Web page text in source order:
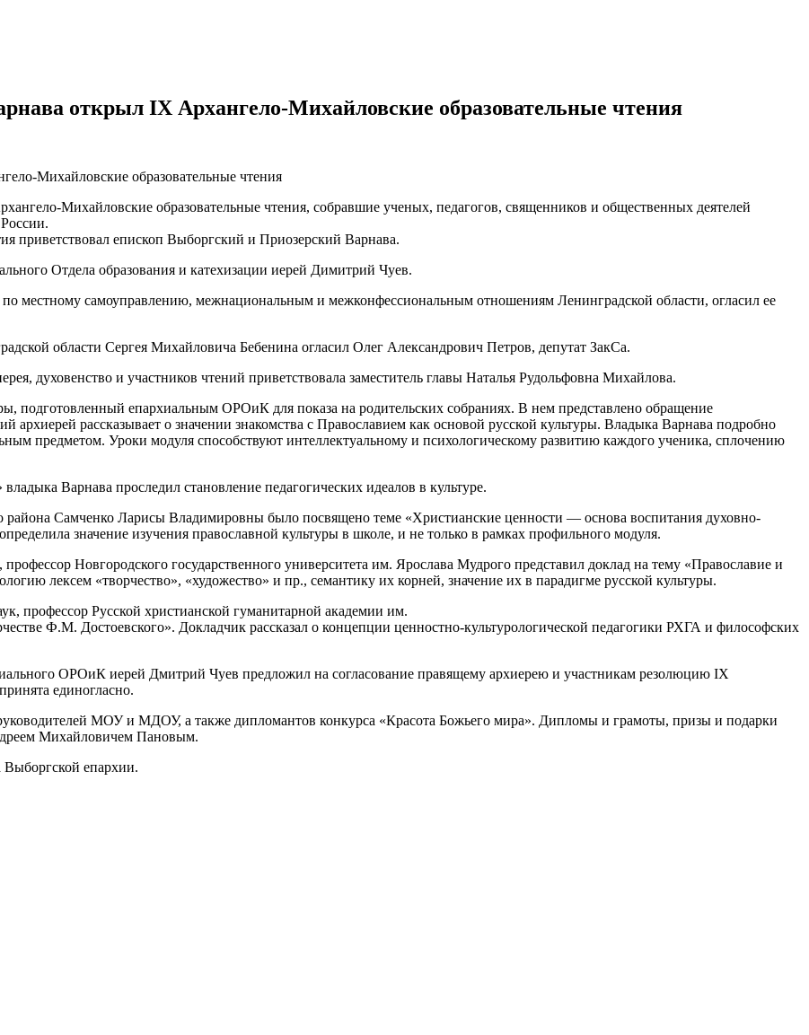
открыл IX Архангело-Михайловские образовательные чтения
Михайловские образовательные чтения
Михайловские образовательные чтения, собравшие ученых, педагогов, священников и общественных деятелей
приветствовал епископ Выборгский и Приозерский Варнава.
Отдела образования и катехизации иерей Димитрий Чуев.
местному самоуправлению, межнациональным и межконфессиональным отношениям Ленинградской области, огласил ее
области Сергея Михайловича Бебенина огласил Олег Александрович Петров, депутат ЗакСа.
духовенство и участников чтений приветствовала заместитель главы Наталья Рудольфовна Михайлова.
подготовленный епархиальным ОРОиК для показа на родительских собраниях. В нем представлено обращение
рассказывает о значении знакомства с Православием как основой русской культуры. Владыка Варнава подробно
предметом. Уроки модуля способствуют интеллектуальному и психологическому развитию каждого ученика, сплочению
Варнава проследил становление педагогических идеалов в культуре.
района Самченко Ларисы Владимировны было посвящено теме «Христианские ценности — основа воспитания духовно-
значение изучения православной культуры в школе, и не только в рамках профильного модуля.
Новгородского государственного университета им. Ярослава Мудрого представил доклад на тему «Православие и
лексем «творчество», «художество» и пр., семантику их корней, значение их в парадигме русской культуры.
профессор Русской христианской гуманитарной академии им.
Ф.М. Достоевского». Докладчик рассказал о концепции ценностно-культурологической педагогики РХГА и философских
ОРОиК иерей Дмитрий Чуев предложил на согласование правящему архиерею и участникам резолюцию IX
единогласно.
МОУ и МДОУ, а также дипломантов конкурса «Красота Божьего мира». Дипломы и грамоты, призы и подарки
Михайловичем Пановым.
Выборгской епархии.